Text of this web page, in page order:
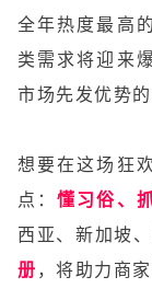
全年热度最高
类需求将迎来
市场先发优势的
想要在这场狂
点：懂习俗、
西亚、新加坡
册 ，将助力商